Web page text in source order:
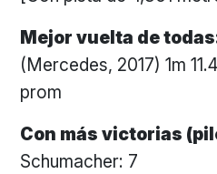
Mejor vuelta de
(Mercedes, 2017) 1m
prom
Con más victorias
Schumacher: 7